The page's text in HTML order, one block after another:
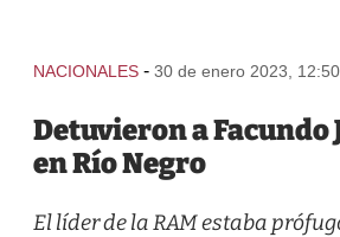
NACIONALES - 30 de enero 2023, 12:50
Detuvieron a Facundo
en Río Negro
El líder de la RAM estaba